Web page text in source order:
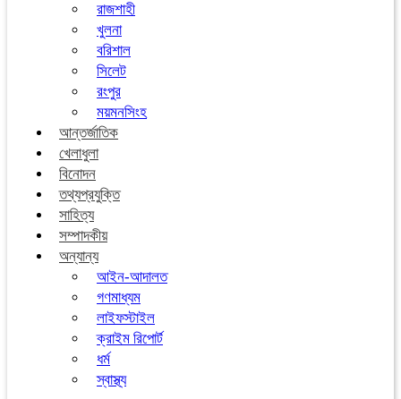
রাজশাহী
খুলনা
বরিশাল
সিলেট
রংপুর
ময়মনসিংহ
আন্তর্জাতিক
খেলাধুলা
বিনোদন
তথ্যপ্রযুক্তি
সাহিত্য
সম্পাদকীয়
অন্যান্য
আইন-আদালত
গণমাধ্যম
লাইফস্টাইল
ক্রাইম রিপোর্ট
ধর্ম
স্বাস্থ্য